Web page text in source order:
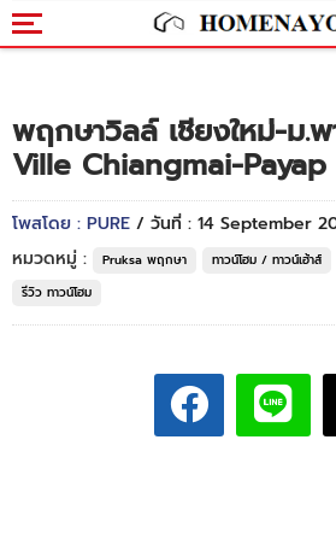
พฤกษาวิลล์ เชียงใหม่-ม.
Ville Chiangmai-
โพสโดย : PURE / วันที่ : 14 September
หมวดหมู่ :
Pruksa พฤกษา ทาวน์โฮม / ทาวน์เฮ้าส์
รีวิว ทาวน์โฮม